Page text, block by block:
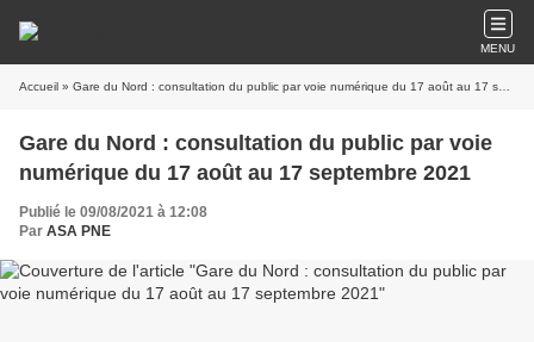
MENU
Accueil » Gare du Nord : consultation du public par voie numérique du 17 août au 17 septembre 2021
Gare du Nord : consultation du public par voie
numérique du 17 août au 17 septembre 2021
Publié le 09/08/2021 à 12:08
Par ASA PNE